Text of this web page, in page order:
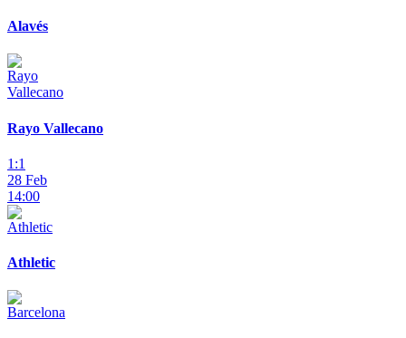
Alavés
Rayo Vallecano
1:1
28 Feb
14:00
Athletic